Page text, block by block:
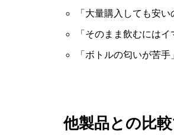
「大量購入しても安
「そのまま飲むには
「ボトルの匂いが苦手
他製品との比